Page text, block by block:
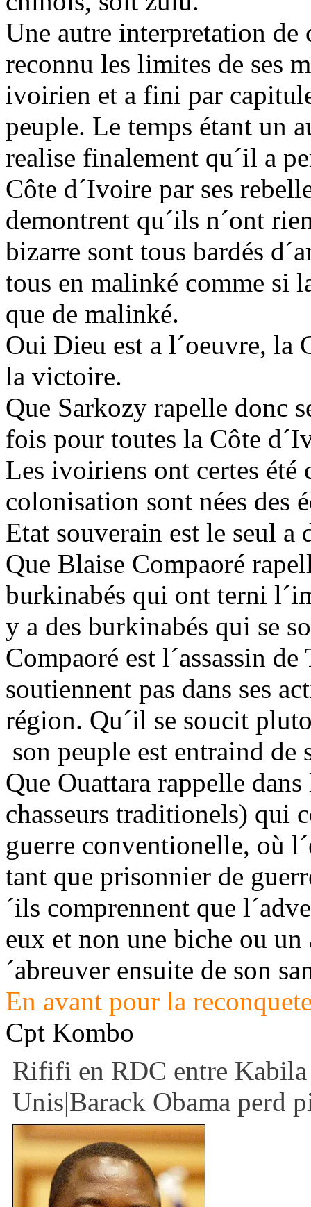
Une autre interpretation de
reconnu les limites de ses
ivoirien et a fini par
peuple. Le temps étant un
realise finalement qu´il a
Côte d´Ivoire par ses
demontrent qu´ils n´ont
bizarre sont tous bardés
tous en malinké comme si
que de malinké.
Oui Dieu est a l´oeuvre, la
la victoire.
Que Sarkozy rapelle donc
fois pour toutes la Côte
Les ivoiriens ont certes été
colonisation sont nées des
Etat souverain est le seul a
Que Blaise Compaoré
burkinabés qui ont terni
y a des burkinabés qui se
Compaoré est l´assassin
soutiennent pas dans ses
région. Qu´il se soucit
son peuple est entraind
Que Ouattara rappelle
chasseurs traditionels) qui
guerre conventionelle, où
tant que prisonnier de
´ils comprennent que
eux et non une biche ou
´abreuver ensuite de son
En avant pour la
Cpt Kombo
Rififi en RDC entre Kabila
Unis|Barack Obama perd